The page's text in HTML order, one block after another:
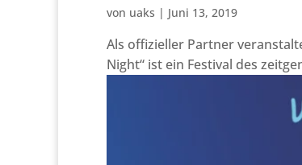
von uaks | Juni 13, 2019
Als offizieller Partner
Night“ ist ein Festival des